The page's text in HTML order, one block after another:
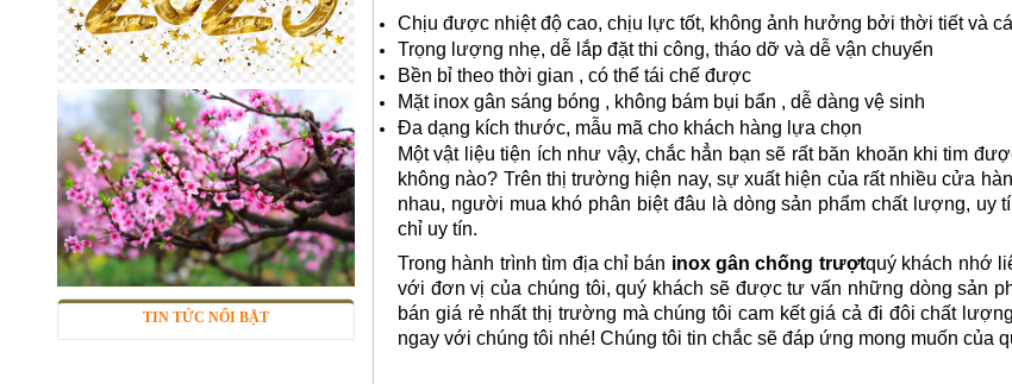
Lưới inox 304
Mã SP: LIox304data12
TIN TỨC NỔI BẬT
Chịu được nhiệt độ cao, chịu lực tốt, không ảnh hưởng bởi thời tiết và
Trọng lượng nhẹ, dễ lắp đặt thi công, tháo dỡ và dễ vận chuyển
Bền bỉ theo thời gian , có thể tái chế được
Mặt inox gân sáng bóng , không bám bụi bẩn , dễ dàng vệ sinh
Đa dạng kích thước, mẫu mã cho khách hàng lựa chọn
Một vật liệu tiện ích như vậy, chắc hẳn bạn sẽ rất băn khoăn khi tim
không nào? Trên thị trường hiện nay, sự xuất hiện của rất nhiều cửa
nhau, người mua khó phân biệt đâu là dòng sản phẩm chất lượng, uy
chỉ uy tín.
Trong hành trình tìm địa chỉ bán inox gân chống trượtquý khách nhớ
với đơn vị của chúng tôi, quý khách sẽ được tư vấn những dòng sản
bán giá rẻ nhất thị trường mà chúng tôi cam kết giá cả đi đôi chất
ngay với chúng tôi nhé! Chúng tôi tin chắc sẽ đáp ứng mong muốn của